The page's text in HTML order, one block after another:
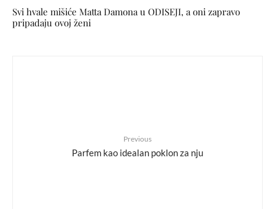
Svi hvale mišiće Matta Damona u ODISEJI, a oni zapravo
pripadaju ovoj ženi
Previous
Parfem kao idealan poklon za nju